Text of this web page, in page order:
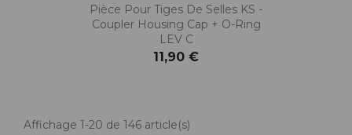
Pièce Pour Tiges De Selles KS -
Coupler Housing Cap + O-Ring
LEV C
11,90 €
Affichage 1-20 de 146 article(s)